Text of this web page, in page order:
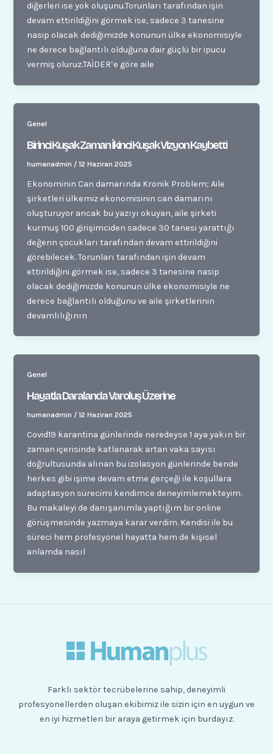
diğerleri ise yok oluşunu.Torunları tarafından işin
devam ettirildiğini görmek ise, sadece 3 tanesine
nasip olacak dediğimizde konunun ülke ekonomisiyle
ne derece bağlantılı olduğuna dair güçlü bir ipucu
vermiş oluruz.TAİDER’e göre aile
Genel
Birinci Kuşak Zaman İkinci Kuşak Vizyon Kaybetti
humanadmin /12 Haziran 2025
Ekonominin Can damarında Kronik Problem; Aile
şirketleri ülkemiz ekonomisinin can damarını
oluşturuyor ancak bu yazıyı okuyan, aile şirketi
kurmuş 100 girişimciden sadece 30 tanesi yarattığı
değerin çocukları tarafından devam ettirildiğini
görebilecek. Torunları tarafından işin devam
ettirildiğini görmek ise, sadece 3 tanesine nasip
olacak dediğimizde konunun ülke ekonomisiyle ne
derece bağlantılı olduğunu ve aile şirketlerinin
devamlılığının
Genel
Hayatla Daralanda Varoluş Üzerine
humanadmin /12 Haziran 2025
Covid19 karantina günlerinde neredeyse 1 aya yakın bir
zaman içerisinde katlanarak artan vaka sayısı
doğrultusunda alınan bu izolasyon günlerinde bende
herkes gibi işime devam etme gerçeği ile koşullara
adaptasyon sürecimi kendimce deneyimlemekteyim.
Bu makaleyi de danışanımla yaptığım bir online
görüşmesinde yazmaya karar verdim. Kendisi ile bu
süreci hem profesyonel hayatta hem de kişisel
anlamda nasıl
Farklı sektör tecrübelerine sahip, deneyimli
profesyonellerden oluşan ekibimiz ile sizin için en uygun ve
en iyi hizmetleri bir araya getirmek için burdayız.